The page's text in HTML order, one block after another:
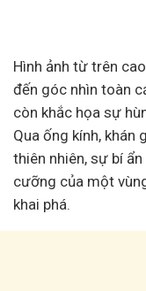
Hình ảnh từ trên
đến góc nhìn toàn
còn khắc họa sự
Qua ống kính, khán
thiên nhiên, sự bí
cưỡng của một
khai phá.